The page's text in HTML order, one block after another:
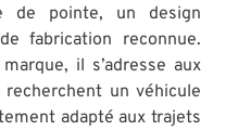
de pointe, un design
fabrication reconnue.
il s’adresse aux
un véhicule
adapté aux trajets